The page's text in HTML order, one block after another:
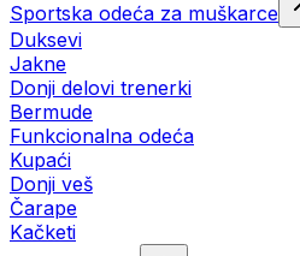
Sportska odeća za muškarce
Duksevi
Jakne
Donji delovi trenerki
Bermude
Funkcionalna odeća
Kupaći
Donji veš
Čarape
Kačketi